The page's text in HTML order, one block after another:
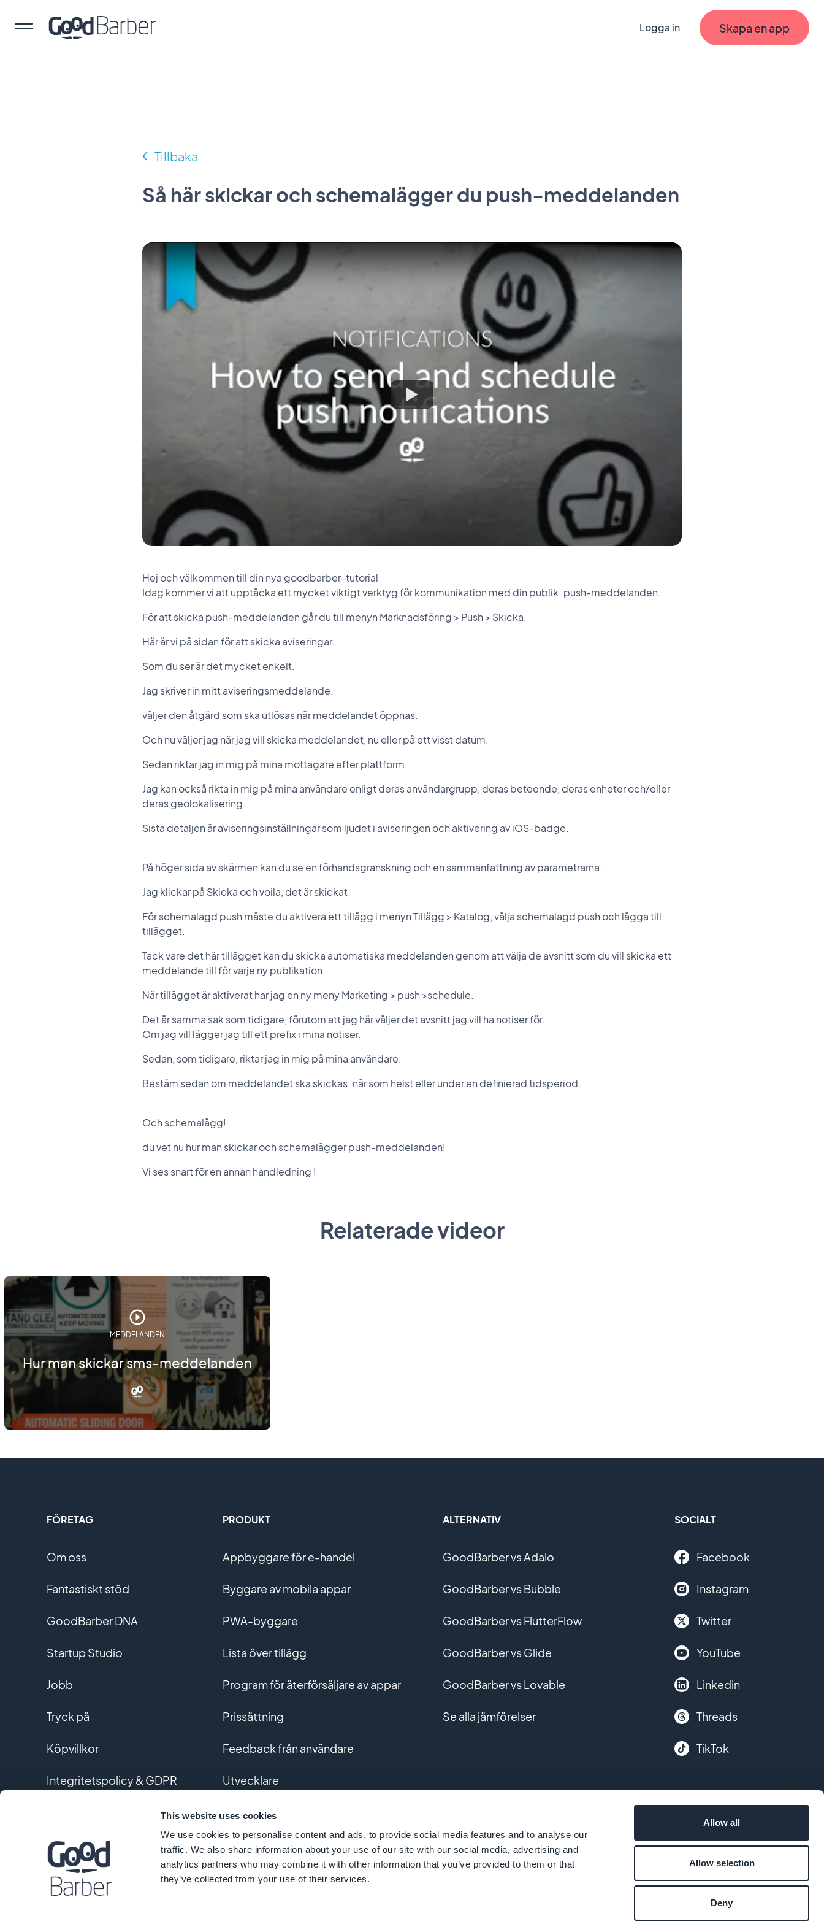
This website uses cookies
We use cookies to personalise content and ads, to provide social media features and to analyse our
traffic. We also share information about your use of our site with our social media, advertising and
analytics partners who may combine it with other information that you’ve provided to them or that
they’ve collected from your use of their services.
Allow all
Allow selection
Deny
Logga in Skapa en app
Tillbaka
Så här skickar och schemalägger du push-meddelanden
Hej och välkommen till din nya goodbarber-tutorial
Idag kommer vi att upptäcka ett mycket viktigt verktyg för kommunikation med din publik: push-meddelanden.
För att skicka push-meddelanden går du till menyn Marknadsföring > Push > Skicka.
Här är vi på sidan för att skicka aviseringar.
Som du ser är det mycket enkelt.
Jag skriver in mitt aviseringsmeddelande.
väljer den åtgärd som ska utlösas när meddelandet öppnas.
Och nu väljer jag när jag vill skicka meddelandet, nu eller på ett visst datum.
Sedan riktar jag in mig på mina mottagare efter plattform.
Jag kan också rikta in mig på mina användare enligt deras användargrupp, deras beteende, deras enheter och/eller
deras geolokalisering.
Sista detaljen är aviseringsinställningar som ljudet i aviseringen och aktivering av iOS-badge.
På höger sida av skärmen kan du se en förhandsgranskning och en sammanfattning av parametrarna.
Jag klickar på Skicka och voila, det är skickat
För schemalagd push måste du aktivera ett tillägg i menyn Tillägg > Katalog, välja schemalagd push och lägga till
tillägget.
Tack vare det här tillägget kan du skicka automatiska meddelanden genom att välja de avsnitt som du vill skicka ett
meddelande till för varje ny publikation.
När tillägget är aktiverat har jag en ny meny Marketing > push >schedule.
Det är samma sak som tidigare, förutom att jag här väljer det avsnitt jag vill ha notiser för.
Om jag vill lägger jag till ett prefix i mina notiser.
Sedan, som tidigare, riktar jag in mig på mina användare.
Bestäm sedan om meddelandet ska skickas: när som helst eller under en definierad tidsperiod.
Och schemalägg!
du vet nu hur man skickar och schemalägger push-meddelanden!
Vi ses snart för en annan handledning !
Relaterade videor
MEDDELANDEN
Hur man skickar sms-meddelanden
FÖRETAG
Om oss
Fantastiskt stöd
GoodBarber DNA
Startup Studio
Jobb
Tryck på
Köpvillkor
Integritetspolicy & GDPR
PRODUKT
Appbyggare för e-handel
Byggare av mobila appar
PWA-byggare
Lista över tillägg
Program för återförsäljare av appar
Prissättning
Feedback från användare
Utvecklare
Utveckling av anpassade appar
Ordlista
ALTERNATIV
GoodBarber vs Adalo
GoodBarber vs Bubble
GoodBarber vs FlutterFlow
GoodBarber vs Glide
GoodBarber vs Lovable
Se alla jämförelser
SOCIALT
Facebook
Instagram
Twitter
YouTube
Linkedin
Threads
TikTok